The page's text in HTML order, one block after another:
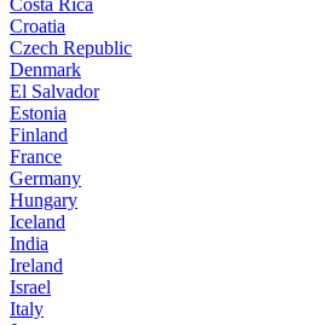
Croatia
Czech Republic
Denmark
El Salvador
Estonia
Finland
France
Germany
Hungary
Iceland
India
Ireland
Israel
Italy